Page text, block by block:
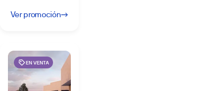
Ver promoción
EN VENTA